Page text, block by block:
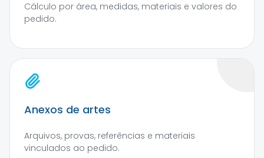
Cálculo por área, medidas, materiais e valores do
pedido.
Anexos de artes
Arquivos, provas, referências e materiais
vinculados ao pedido.